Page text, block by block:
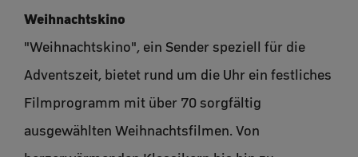
Weihnachtskino
"Weihnachtskino", ein Sender speziell für die
Adventszeit, bietet rund um die Uhr ein festliches
Filmprogramm mit über 70 sorgfältig
ausgewählten Weihnachtsfilmen. Von